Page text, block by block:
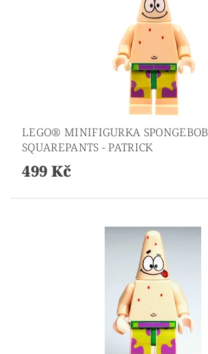
LEGO® MINIFIGURKA SPONGEBOB
SQUAREPANTS - PATRICK
499 Kč